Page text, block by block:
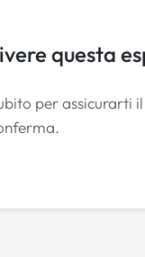
questa
per assicurarti